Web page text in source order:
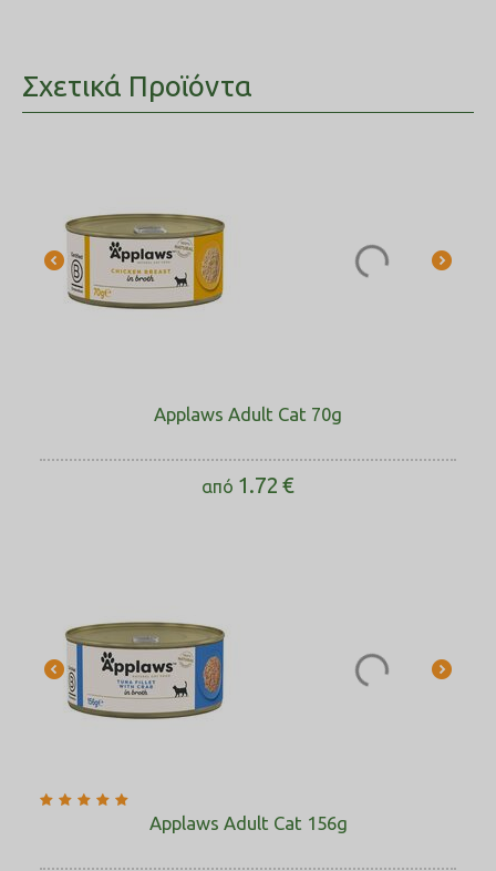
Σχετικά Προϊόντα
Applaws Adult Cat 70g
από 1.72 €
Applaws Adult Cat 156g